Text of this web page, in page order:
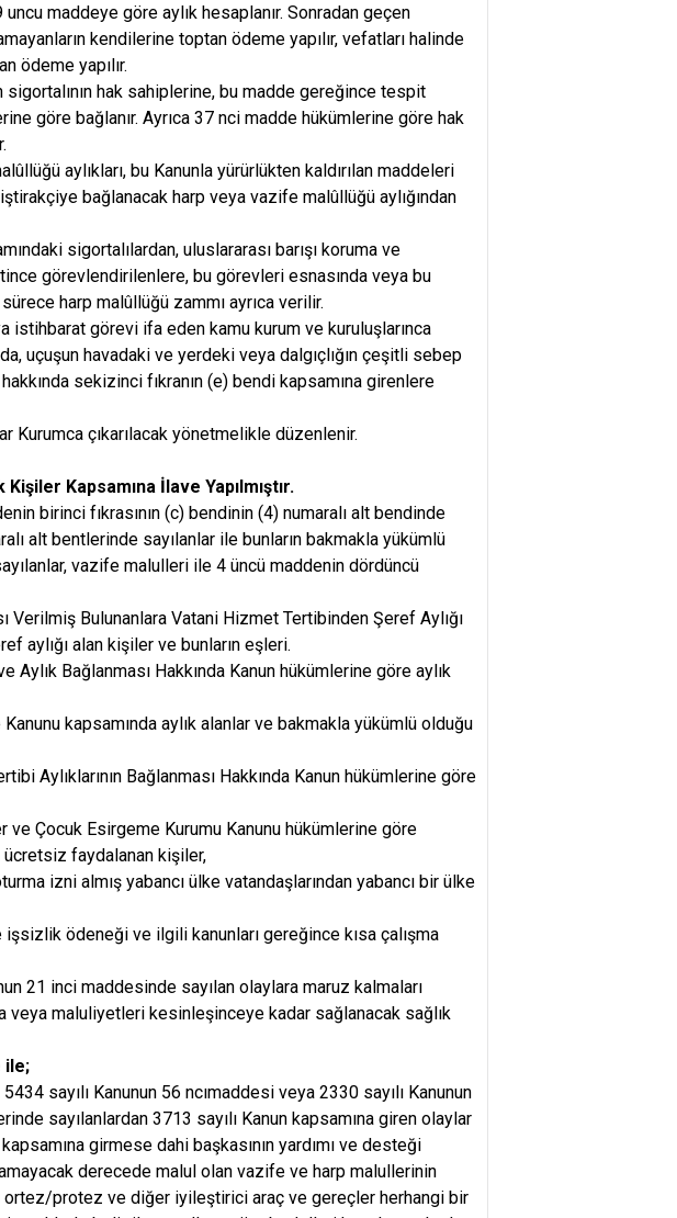
maddeye göre aylık hesaplanır. Sonradan geçen
kendilerine toptan ödeme yapılır, vefatları halinde
ödeme yapılır.
hak sahiplerine, bu madde gereğince tespit
göre bağlanır. Ayrıca 37 nci madde hükümlerine göre hak
aylıkları, bu Kanunla yürürlükten kaldırılan maddeleri
bağlanacak harp veya vazife malûllüğü aylığından
sigortalılardan, uluslararası barışı koruma ve
görevlendirilenlere, bu görevleri esnasında veya bu
harp malûllüğü zammı ayrıca verilir.
görevi ifa eden kamu kurum ve kuruluşlarınca
uçuşun havadaki ve yerdeki veya dalgıçlığın çeşitli sebep
sekizinci fıkranın (e) bendi kapsamına girenlere
Kurumca çıkarılacak yönetmelikle düzenlenir.
Kapsamına İlave Yapılmıştır.
birinci fıkrasının (c) bendinin (4) numaralı alt bendinde
alt bentlerinde sayılanlar ile bunların bakmakla yükümlü
vazife malulleri ile 4 üncü maddenin dördüncü
Bulunanlara Vatani Hizmet Tertibinden Şeref Aylığı
aylığı alan kişiler ve bunların eşleri.
Bağlanması Hakkında Kanun hükümlerine göre aylık
kapsamında aylık alanlar ve bakmakla yükümlü olduğu
Aylıklarının Bağlanması Hakkında Kanun hükümlerine göre
Çocuk Esirgeme Kurumu Kanunu hükümlerine göre
faydalanan kişiler,
izni almış yabancı ülke vatandaşlarından yabancı bir ülke
ödeneği ve ilgili kanunları gereğince kısa çalışma
21 inci maddesinde sayılan olaylara maruz kalmaları
veya maluliyetleri kesinleşinceye kadar sağlanacak sağlık
ile;
sayılı Kanunun 56 ncımaddesi veya 2330 sayılı Kanunun
sayılanlardan 3713 sayılı Kanun kapsamına giren olaylar
girmese dahi başkasının yardımı ve desteği
derecede malul olan vazife ve harp malullerinin
ortez/protez ve diğer iyileştirici araç ve gereçler herhangi bir